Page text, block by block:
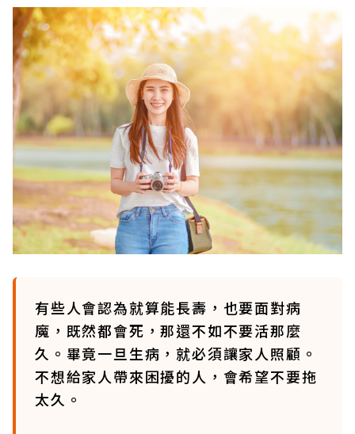
有些人會認為就算能長壽，也要面對病
魔，既然都會死，那還不如不要活那麼
久。畢竟一旦生病，就必須讓家人照顧。
不想給家人帶來困擾的人，會希望不要拖
太久。